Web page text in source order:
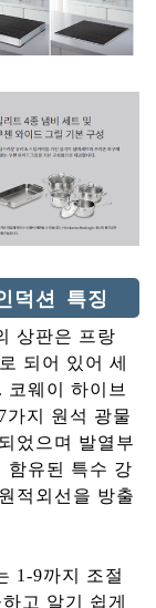
덕션 특징
상판은 프랑
되어 있어 세
코웨이 하이브
가지 원석 광물
었으며 발열부
함유된 특수 강
적외선을 방출
1-9까지 조절
고 알기 쉽게